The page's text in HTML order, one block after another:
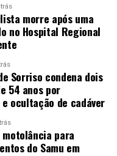
morre após uma
no Hospital Regional
Sorriso condena dois
54 anos por
ocultação de cadáver
para
do Samu em